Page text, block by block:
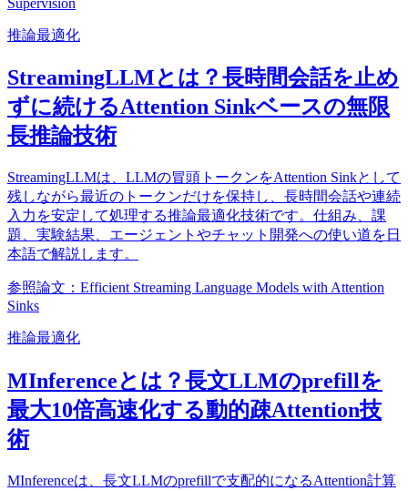
推論最適化
StreamingLLMとは？長時間会話を止め
ずに続けるAttention Sinkベースの無限
長推論技術
StreamingLLMは、LLMの冒頭トークンをAttention Sinkとして
残しながら最近のトークンだけを保持し、長時間会話や連続
入力を安定して処理する推論最適化技術です。仕組み、課
題、実験結果、エージェントやチャット開発への使い道を日
本語で解説します。
参照論文：Efficient Streaming Language Models with Attention
Sinks
推論最適化
MInferenceとは？長文LLMのprefillを
最大10倍高速化する動的疎Attention技
術
MInferenceは、長文LLMのprefillで支配的になるAttention計算